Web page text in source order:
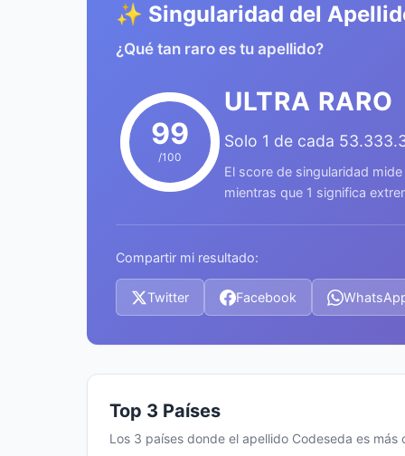
✨ Singularidad del
¿Qué tan raro es tu apellido?
99
/100
ULTRA RARO
Solo 1 de cada
El score de singularidad
mientras que 1 significa
Compartir mi resultado:
Twitter Facebook
Top 3 Países
Los 3 países donde el apellido Codeseda es más